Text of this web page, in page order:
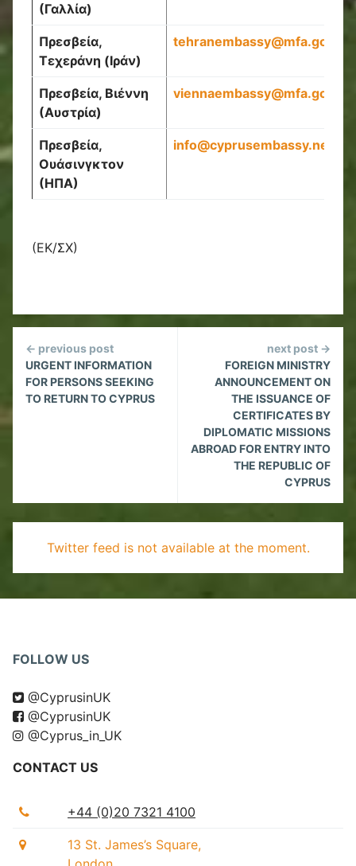
(Γαλλία)
Πρεσβεία,
Τεχεράνη (Ιράν)
tehranembassy@mfa.gov
Πρεσβεία, Βιέννη
(Αυστρία)
viennaembassy@mfa.gov
Πρεσβεία,
Ουάσινγκτον
(ΗΠΑ)
info@cyprusembassy.net
(ΕΚ/ΣΧ)
Continue
Reading
← previous post
URGENT INFORMATION
FOR PERSONS SEEKING
TO RETURN TO CYPRUS
next post →
FOREIGN MINISTRY
ANNOUNCEMENT ON
THE ISSUANCE OF
CERTIFICATES BY
DIPLOMATIC MISSIONS
ABROAD FOR ENTRY INTO
THE REPUBLIC OF
CYPRUS
Twitter feed is not available at the moment.
FOLLOW US
@CyprusinUK
@CyprusinUK
@Cyprus_in_UK
CONTACT US
+44 (0)20 7321 4100
13 St. James’s Square,